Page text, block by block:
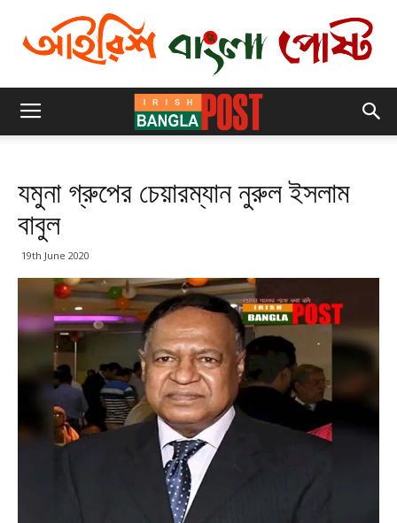
যমুনা গ্রুপের চেয়ারম্যান নুরুল ইসলাম
বাবুল
19th June 2020